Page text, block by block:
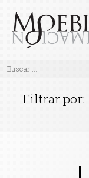
Filtrar por: